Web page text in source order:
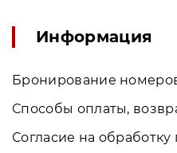
Информация
Бронирование
Способы оплаты,
Согласие на